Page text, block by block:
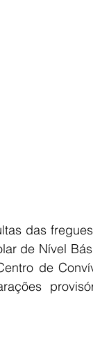
das
de Nível
de